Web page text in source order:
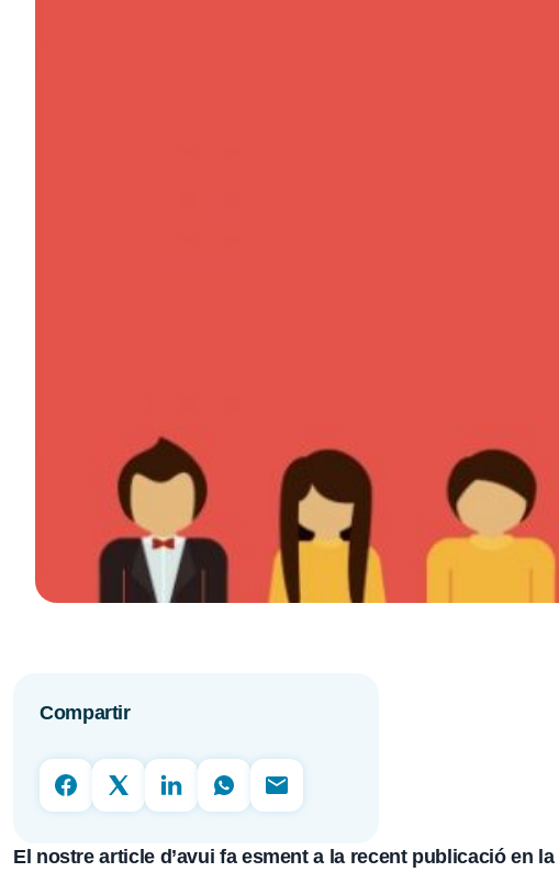
Compartir
El nostre article d’avui fa esment a la recent publicació en la